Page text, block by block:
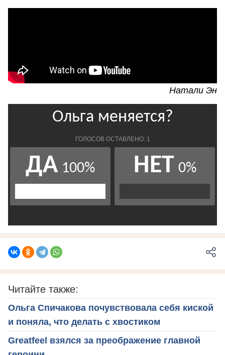
Натали Эн
Читайте также:
Ольга Спичакова почувствовала себя киской
и поняла, что делать с хвостиком
Greatfeel взялся за преображение главной